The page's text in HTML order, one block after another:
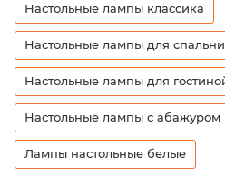
Настольные лампы классика
Настольные лампы для спальни
Настольные лампы для
Настольные лампы с абажуром
Лампы настольные белые